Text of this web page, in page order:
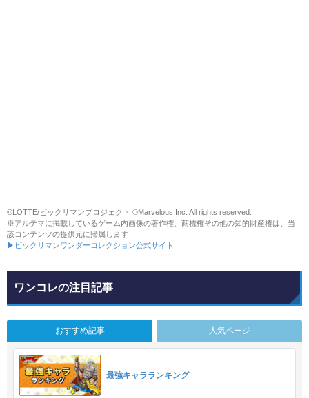
©LOTTE/ビックリマンプロジェクト ©Marvelous Inc. All rights reserved.
※アルテマに掲載しているゲーム内画像の著作権、商標権その他の知的財産権は、当
該コンテンツの提供元に帰属します
▶ビックリマンワンダーコレクション公式サイト
ワンコレの注目記事
おすすめ記事 人気ページ
最強キャラランキング